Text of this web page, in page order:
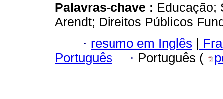
Palavras-chave : Educação;
Arendt; Direitos Públicos
· resumo em Inglês |
Português
· Português (